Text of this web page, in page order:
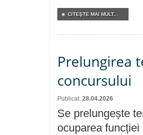
CITEŞTE MAI MULT...
Prelungirea
concursului
Publicat: 28.04.2026
Se prelungește
ocuparea